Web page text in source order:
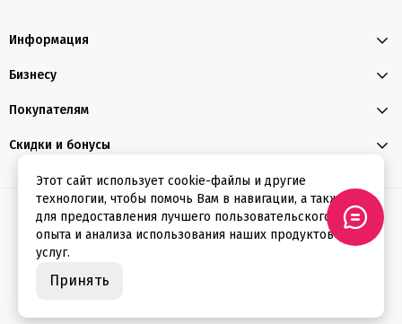
Информация
Бизнесу
Покупателям
Скидки и бонусы
2026 © ФЕЕРВЕРКИН
Этот сайт использует cookie-файлы и другие
технологии, чтобы помочь Вам в навигации, а также
для предоставления лучшего пользовательского
опыта и анализа использования наших продуктов и
услуг.
Принять